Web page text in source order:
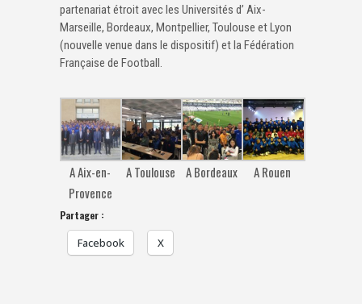
partenariat étroit avec les Universités d’ Aix-
Marseille, Bordeaux, Montpellier, Toulouse et Lyon
(nouvelle venue dans le dispositif) et la Fédération
Française de Football.
A Aix-en-
Provence
A Toulouse A Bordeaux A Rouen
Partager :
Facebook X